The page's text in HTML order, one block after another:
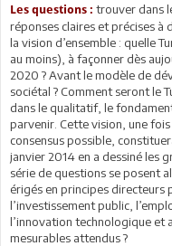
Les questions : trouver dans
réponses claires et précises à
la vision d’ensemble : quelle
au moins), à façonner dès
2020 ? Avant le modèle de
sociétal ? Comment seront le
dans le qualitatif, le
parvenir. Cette vision, une
consensus possible,
janvier 2014 en a dessiné les
série de questions se posent
érigés en principes directeurs
l’investissement public,
l’innovation technologique et
mesurables attendus ?